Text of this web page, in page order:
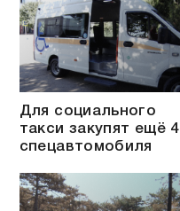
Для социального
такси закупят ещё 4
спецавтомобиля